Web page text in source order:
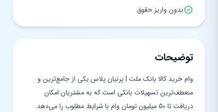
بدون واریز حقوق
توضیحات
وام خرید کالا بانک ملت | پرنیان پلاس یکی از جامع‌ترین و
منعطف‌ترین تسهیلات بانکی است که به مشتریان امکان
دریافت تا 50 میلیون تومان وام با شرایط مطلوب را می‌دهد.